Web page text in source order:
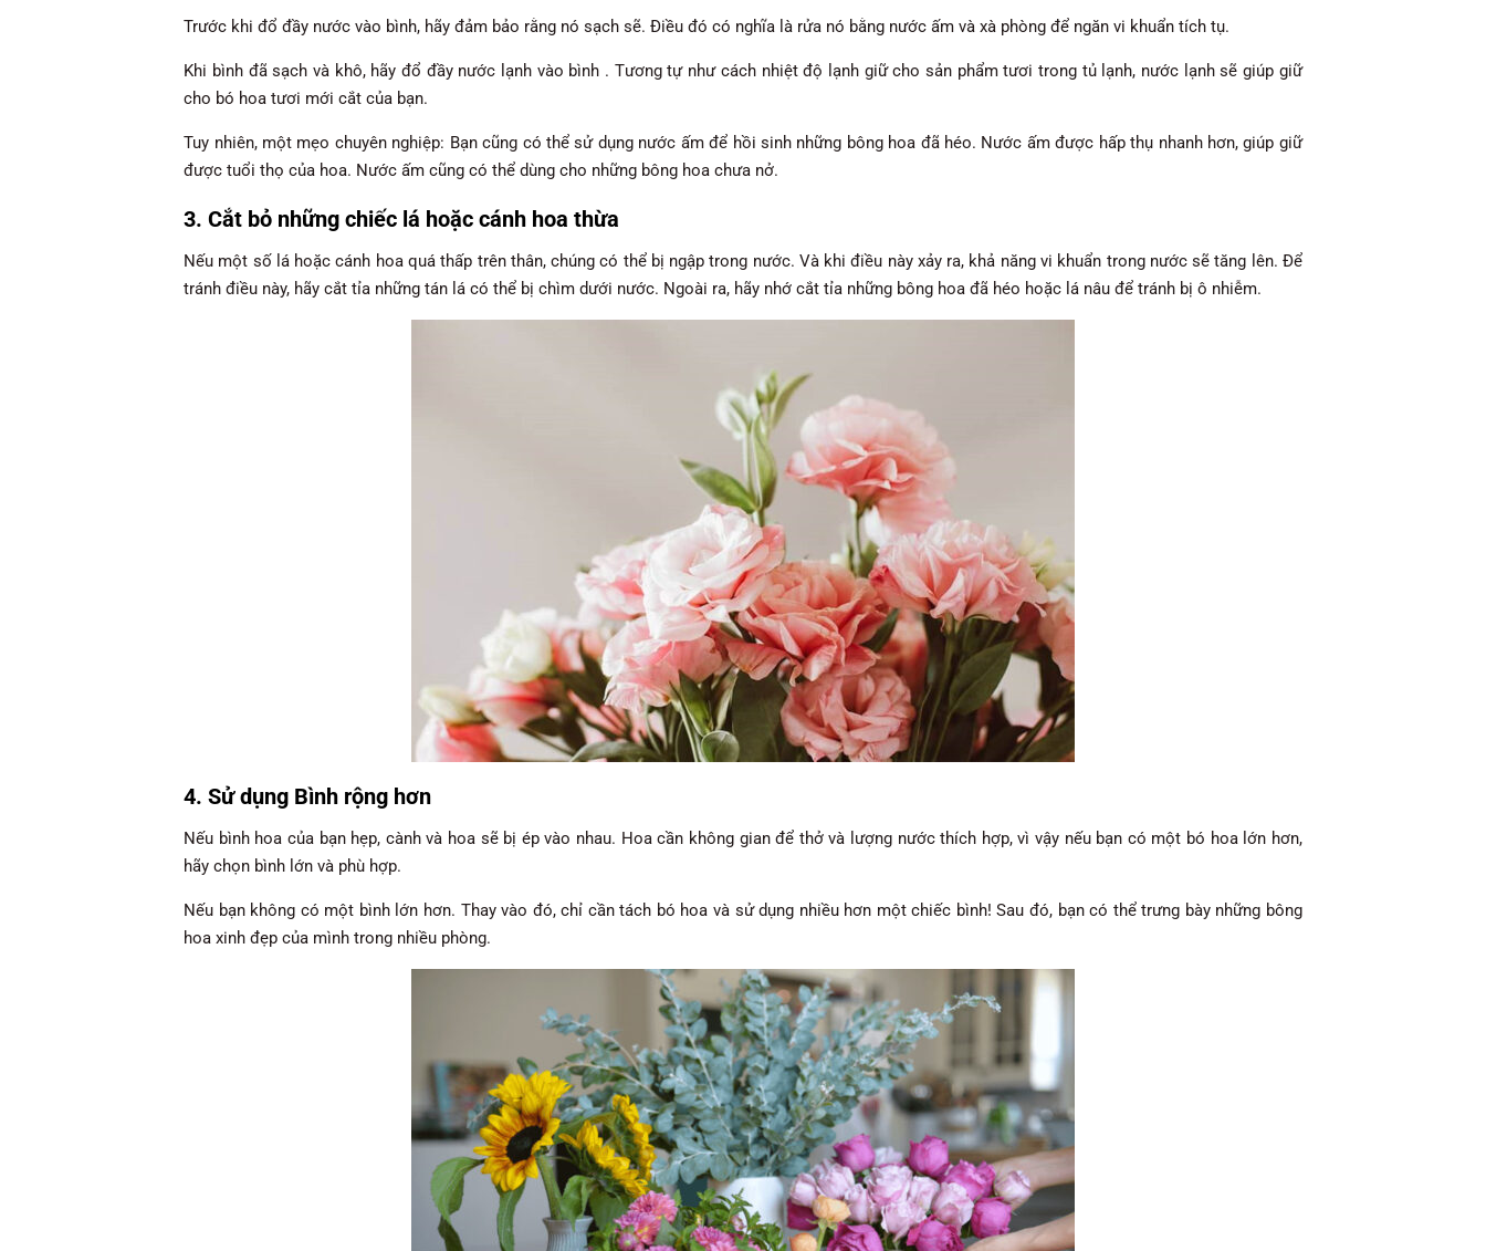
Trước khi đổ đầy nước vào bình, hãy đảm bảo rằng nó sạch sẽ. Điều đó có nghĩa là rửa nó bằng nước ấm và xà phòng để ngăn vi khuẩn tích tụ.
Khi bình đã sạch và khô, hãy đổ đầy nước lạnh vào bình . Tương tự như cách nhiệt độ lạnh giữ cho sản phẩm tươi trong tủ lạnh, nước lạnh sẽ giúp giữ
cho bó hoa tươi mới cắt của bạn.
Tuy nhiên, một mẹo chuyên nghiệp: Bạn cũng có thể sử dụng nước ấm để hồi sinh những bông hoa đã héo. Nước ấm được hấp thụ nhanh hơn, giúp giữ
được tuổi thọ của hoa. Nước ấm cũng có thể dùng cho những bông hoa chưa nở.
3. Cắt bỏ những chiếc lá hoặc cánh hoa thừa
Nếu một số lá hoặc cánh hoa quá thấp trên thân, chúng có thể bị ngập trong nước. Và khi điều này xảy ra, khả năng vi khuẩn trong nước sẽ tăng lên. Để
tránh điều này, hãy cắt tỉa những tán lá có thể bị chìm dưới nước. Ngoài ra, hãy nhớ cắt tỉa những bông hoa đã héo hoặc lá nâu để tránh bị ô nhiễm.
4. Sử dụng Bình rộng hơn
Nếu bình hoa của bạn hẹp, cành và hoa sẽ bị ép vào nhau. Hoa cần không gian để thở và lượng nước thích hợp, vì vậy nếu bạn có một bó hoa lớn hơn,
hãy chọn bình lớn và phù hợp.
Nếu bạn không có một bình lớn hơn. Thay vào đó, chỉ cần tách bó hoa và sử dụng nhiều hơn một chiếc bình! Sau đó, bạn có thể trưng bày những bông
hoa xinh đẹp của mình trong nhiều phòng.